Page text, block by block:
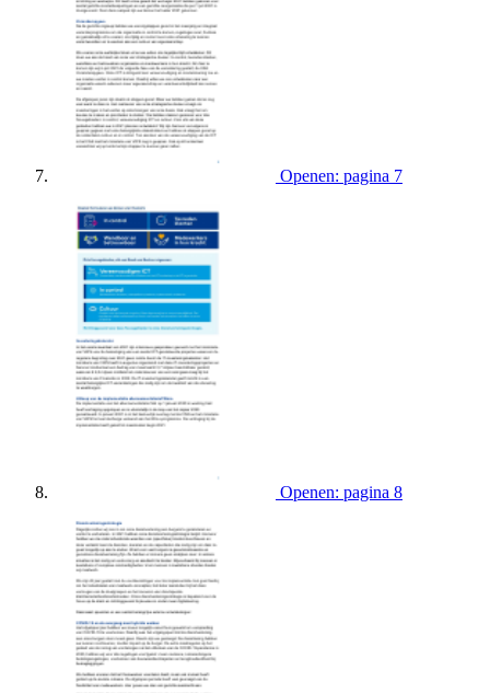
Openen: pagina 7
Openen: pagina 8